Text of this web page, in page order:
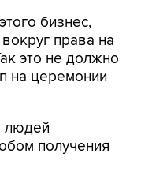
бизнес,
права на
это не должно
на церемонии
людей
получения